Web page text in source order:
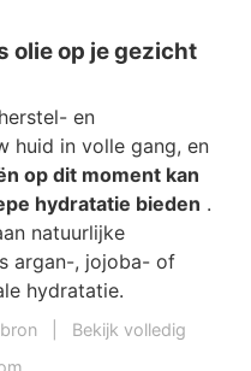
olie op je gezicht
en
huid in volle gang, en
op dit moment kan
hydratatie bieden .
natuurlijke
argan-, jojoba- of
hydratatie.
Bekijk volledig